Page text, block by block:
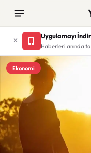
Uygulamayı İndir
Haberleri anında
Ekonomi